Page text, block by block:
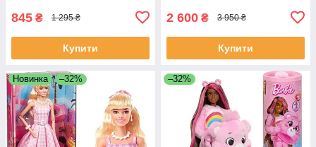
845 ₴ 1 295 ₴
Купити
2 600 ₴ 3 950 ₴
Купити
Новинка –32% –32%